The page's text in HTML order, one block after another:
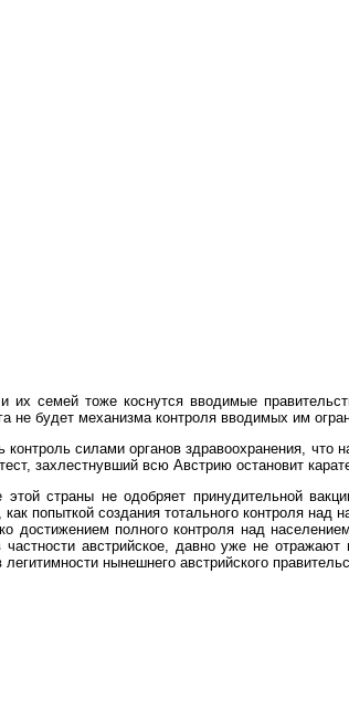
их семей тоже коснутся вводимые
не будет механизма контроля вводимых им
контроль силами органов здравоохранения,
захлестнувший всю Австрию остановит
этой страны не одобряет принудительной
попыткой создания тотального контроля
достижением полного контроля над
частности австрийское, давно уже не
нынешнего австрийского